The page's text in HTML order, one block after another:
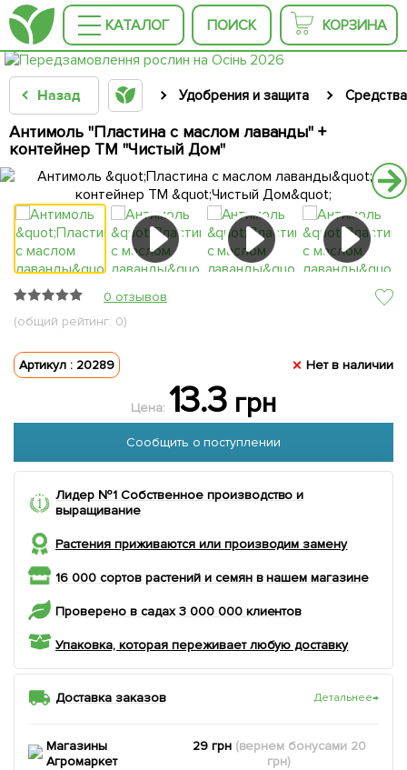
КАТАЛОГ ПОИСК КОРЗИНА
Назад Удобрения и защита
Антимоль "Пластина с маслом лаванды" +
контейнер ТМ "Чистый Дом"
0 отзывов
(общий рейтинг: 0)
Артикул : 20289 Нет в наличии
Цена: 13.3 грн
Сообщить о поступлении
Лидер №1 Собственное производство и
выращивание
Растения приживаются или производим замену
16 000 сортов растений и семян в нашем магазине
Проверено в садах 3 000 000 клиентов
Упаковка, которая переживает любую доставку
Доставка заказов Детальнее→
Магазины
Агромаркет
29 грн (вернем бонусами 20
грн)